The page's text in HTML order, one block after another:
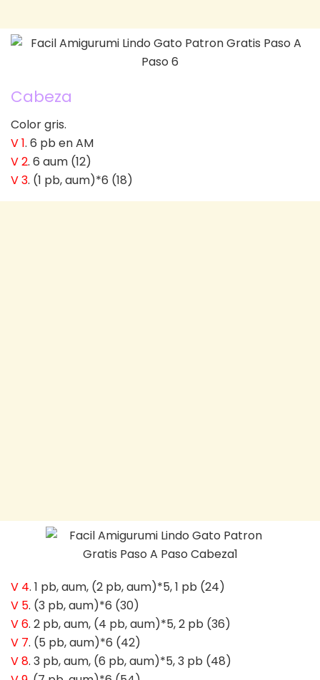
Cabeza
Color gris.
V 1. 6 pb en AM
V 2. 6 aum (12)
V 3. (1 pb, aum)*6 (18)
V 4. 1 pb, aum, (2 pb, aum)*5, 1 pb (24)
V 5. (3 pb, aum)*6 (30)
V 6. 2 pb, aum, (4 pb, aum)*5, 2 pb (36)
V 7. (5 pb, aum)*6 (42)
V 8. 3 pb, aum, (6 pb, aum)*5, 3 pb (48)